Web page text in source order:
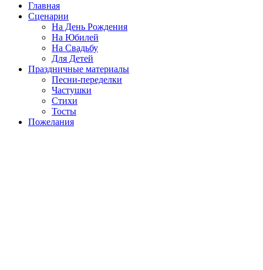
Главная
Сценарии
На День Рождения
На Юбилей
На Свадьбу
Для Детей
Праздничные материалы
Песни-переделки
Частушки
Стихи
Тосты
Пожелания